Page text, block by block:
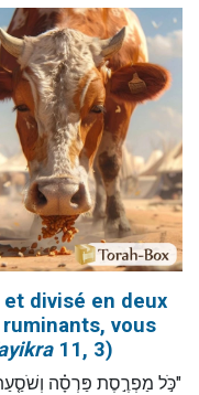
divisé en deux
vous
11, 3)
"כֹּ֣ל מַפְרֶ֣סֶת פַּרְסָ֗ה